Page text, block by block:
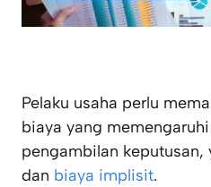
Pelaku usaha perlu
biaya yang
pengambilan
dan biaya implisit.